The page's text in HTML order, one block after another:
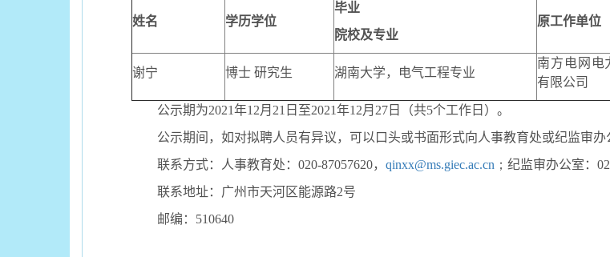
姓名 学历学位
毕业
院校及专业
原工作单位
谢宁 博士 研究生 湖南大学，电气工程专业
南方电网电
有限公司
公示期为2021年12月 21 日至2021年12月 27 日（共5个工作日）。
公示期间，如对拟聘人员有异议，可以口头或书面形式向人事教育处或纪监审办
联系方式：人事教育处： 020-87057620， qinxx@ms.giec.ac.cn ； 纪监审办公室：
联系地址：广州市天河区能源路2号
邮编： 510640